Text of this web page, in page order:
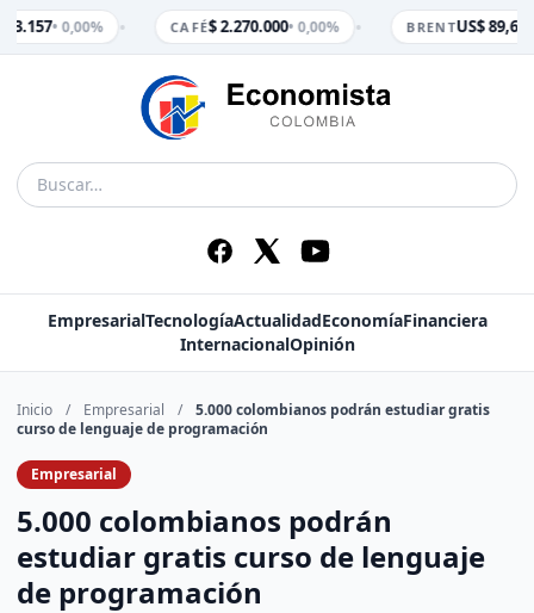
3.157• 0,00% CAFÉ$ 2.270.000• 0,00% BRENTUS$ 89,65
EmpresarialTecnologíaActualidadEconomíaFinanciera
InternacionalOpinión
Inicio / Empresarial /
5.000 colombianos podrán estudiar gratis
curso de lenguaje de programación
Empresarial
5.000 colombianos podrán
estudiar gratis curso de lenguaje
de programación